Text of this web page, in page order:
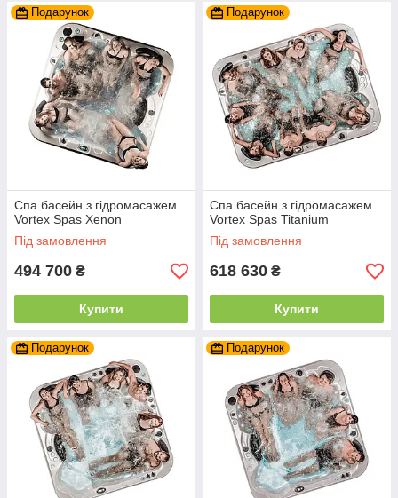
Подарунок
Спа басейн з гідромасажем
Vortex Spas Xenon
Під замовлення
494 700 ₴
Купити
Подарунок
Спа басейн з гідромасажем
Vortex Spas Titanium
Під замовлення
618 630 ₴
Купити
Подарунок Подарунок